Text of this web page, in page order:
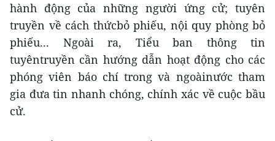
hành động của những người ứng cử; tuyên
truyền về cách thứcbỏ phiếu, nội quy phòng bỏ
phiếu... Ngoài ra, Tiểu ban thông tin
tuyêntruyền cần hướng dẫn hoạt động cho các
phóng viên báo chí trong và ngoàinước tham
gia đưa tin nhanh chóng, chính xác về cuộc bầu
cử.